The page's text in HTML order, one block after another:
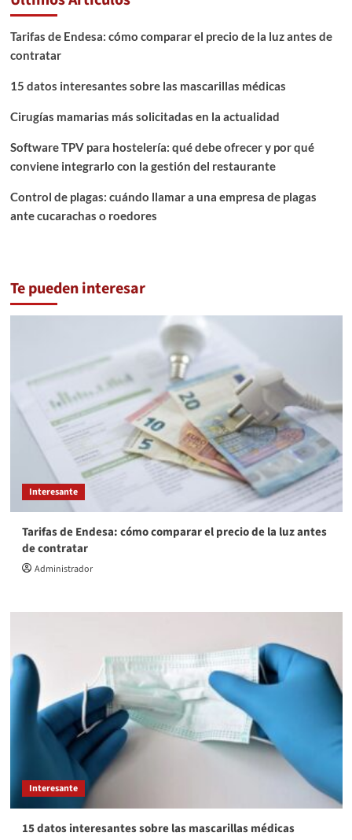
Tarifas de Endesa: cómo comparar el precio de la luz antes de
contratar
15 datos interesantes sobre las mascarillas médicas
Cirugías mamarias más solicitadas en la actualidad
Software TPV para hostelería: qué debe ofrecer y por qué
conviene integrarlo con la gestión del restaurante
Control de plagas: cuándo llamar a una empresa de plagas
ante cucarachas o roedores
Te pueden interesar
Interesante
Tarifas de Endesa: cómo comparar el precio de la luz antes
de contratar
Administrador
Interesante
15 datos interesantes sobre las mascarillas médicas